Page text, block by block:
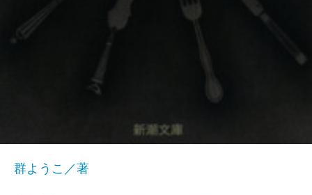
群ようこ／著